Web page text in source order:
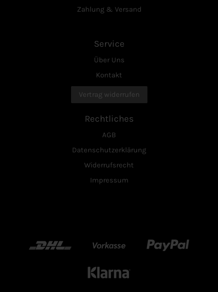
Zahlung & Versand
Service
Über Uns
Kontakt
Vertrag widerrufen
Rechtliches
AGB
Datenschutzerklärung
Widerrufsrecht
Impressum
DHL Vorkasse Paypal
Klarn